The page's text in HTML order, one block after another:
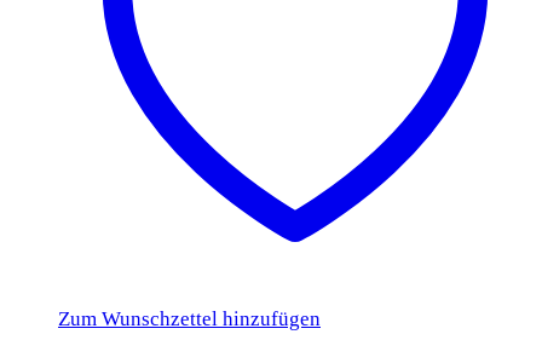
Zum Wunschzettel hinzufügen